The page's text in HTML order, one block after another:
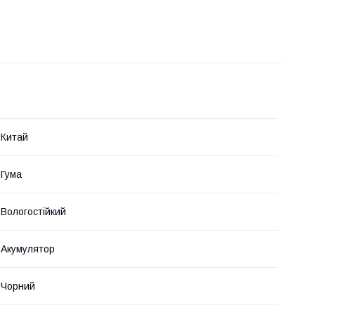
Китай
Гума
Вологостійкий
Акумулятор
Чорний